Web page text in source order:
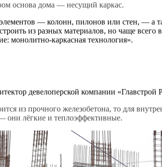
основа дома — несущий каркас.
— колонн, пилонов или стен, — а
из разных материалов, но чаще всего
монолитно-каркасная технология».
девелоперской компании «Главстрой
из прочного железобетона, то для
они лёгкие и теплоэффективные.